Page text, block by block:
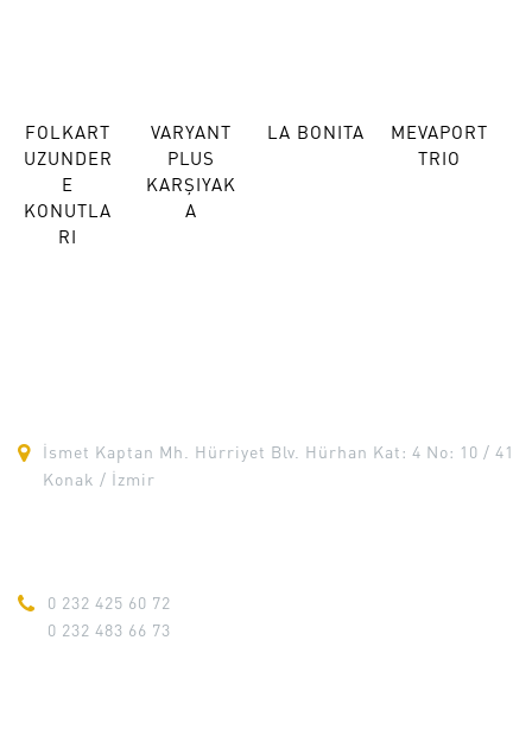
FOLKART
UZUNDER
E
KONUTLA
RI
VARYANT
PLUS
KARŞIYAK
A
LA BONITA
MEVAPORT
TRIO
İsmet Kaptan Mh. Hürriyet Blv. Hürhan Kat: 4 No: 10 / 41
Konak / İzmir
0 232 425 60 72
0 232 483 66 73